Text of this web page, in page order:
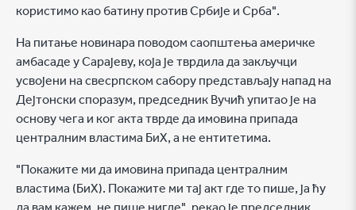
користимо као батину против Србије и Срба".
На питање новинара поводом саопштења америчке
амбасаде у Сарајеву, која је тврдила да закључци
усвојени на свесрпском сабору представљају напад на
Дејтонски споразум, председник Вучић упитао је на
основу чега и ког акта тврде да имовина припада
централним властима БиХ, а не ентитетима.
"Покажите ми да имовина припада централним
властима (БиХ). Покажите ми тај акт где то пише, ја ћу
да вам кажем, не пише нигде", рекао је председник